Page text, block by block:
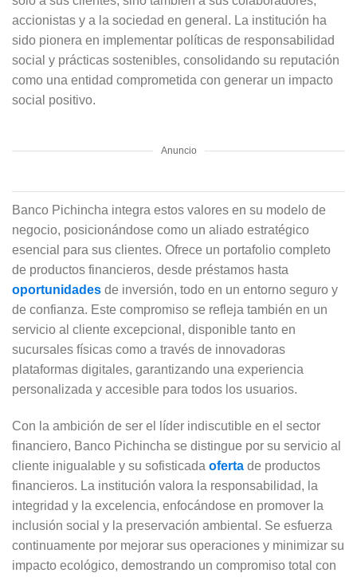
accionistas y a la sociedad en general. La institución ha
sido pionera en implementar políticas de responsabilidad
social y prácticas sostenibles, consolidando su reputación
como una entidad comprometida con generar un impacto
social positivo.
Anuncio
Banco Pichincha integra estos valores en su modelo de
negocio, posicionándose como un aliado estratégico
esencial para sus clientes. Ofrece un portafolio completo
de productos financieros, desde préstamos hasta
oportunidades de inversión, todo en un entorno seguro y
de confianza. Este compromiso se refleja también en un
servicio al cliente excepcional, disponible tanto en
sucursales físicas como a través de innovadoras
plataformas digitales, garantizando una experiencia
personalizada y accesible para todos los usuarios.
Con la ambición de ser el líder indiscutible en el sector
financiero, Banco Pichincha se distingue por su servicio al
cliente inigualable y su sofisticada oferta de productos
financieros. La institución valora la responsabilidad, la
integridad y la excelencia, enfocándose en promover la
inclusión social y la preservación ambiental. Se esfuerza
continuamente por mejorar sus operaciones y minimizar su
impacto ecológico, demostrando un compromiso total con